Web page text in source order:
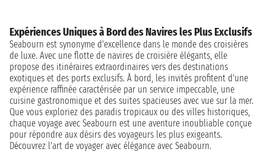
Expériences Uniques à Bord des Navires les Plus Exclusifs
Seabourn est synonyme d'excellence dans le monde des croisières
de luxe. Avec une flotte de navires de croisière élégants, elle
propose des itinéraires extraordinaires vers des destinations
exotiques et des ports exclusifs. À bord, les invités profitent d'une
expérience raffinée caractérisée par un service impeccable, une
cuisine gastronomique et des suites spacieuses avec vue sur la mer.
Que vous exploriez des paradis tropicaux ou des villes historiques,
chaque voyage avec Seabourn est une aventure inoubliable conçue
pour répondre aux désirs des voyageurs les plus exigeants.
Découvrez l'art de voyager avec élégance avec Seabourn.